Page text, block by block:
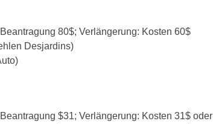
80$; Verlängerung: Kosten 60$
Desjardins)
$31; Verlängerung: Kosten 31$ oder